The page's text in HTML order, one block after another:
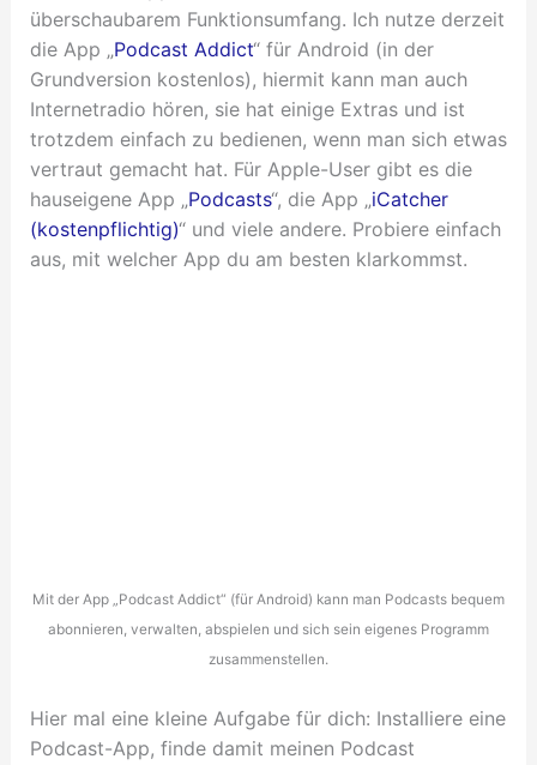
überschaubarem Funktionsumfang. Ich nutze derzeit
die App „Podcast Addict“ für Android (in der
Grundversion kostenlos), hiermit kann man auch
Internetradio hören, sie hat einige Extras und ist
trotzdem einfach zu bedienen, wenn man sich etwas
vertraut gemacht hat. Für Apple-User gibt es die
hauseigene App „Podcasts“, die App „iCatcher
(kostenpflichtig)“ und viele andere. Probiere einfach
aus, mit welcher App du am besten klarkommst.
Mit der App „Podcast Addict“ (für Android) kann man Podcasts bequem
abonnieren, verwalten, abspielen und sich sein eigenes Programm
zusammenstellen.
Hier mal eine kleine Aufgabe für dich: Installiere eine
Podcast-App, finde damit meinen Podcast